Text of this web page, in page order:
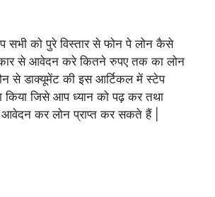
को पुरे विस्तार से फोन पे लोन कैसे
से आवेदन करे कितने रुपए तक का लोन
से डाक्यूमेंट की इस आर्टिकल में स्टेप
किया जिसे आप ध्यान को पढ़ कर तथा
कर लोन प्राप्त कर सकते हैं |